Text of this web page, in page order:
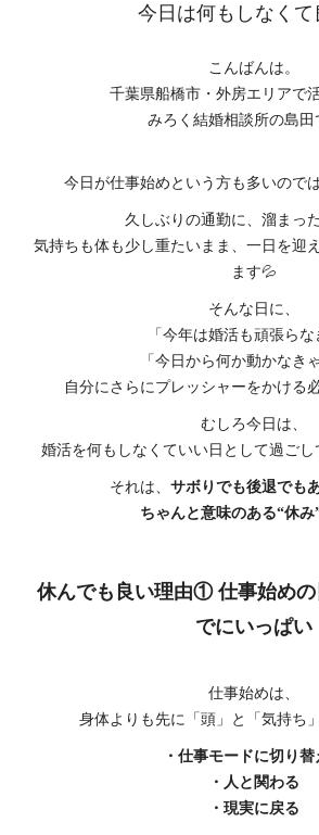
今日は何もしなくて
こんばんは。
千葉県船橋市・外房エリアで
みろく結婚相談所の島田
今日が仕事始めという方も多いので
久しぶりの通勤に、溜まっ
気持ちも体も少し重たいまま、一日を迎
ます💦
そんな日に、
「今年は婚活も頑張らな
「今日から何か動かなき
自分にさらにプレッシャーをかける
むしろ今日は、
婚活を何もしなくていい日として過ごし
それは、 サボりでも後退でも
ちゃんと意味のある“休み
休んでも良い理由① 仕事始め
でにいっぱい
仕事始めは、
身体よりも先に「頭」と「気持ち
・仕事モードに切り替
・人と関わる
・現実に戻る